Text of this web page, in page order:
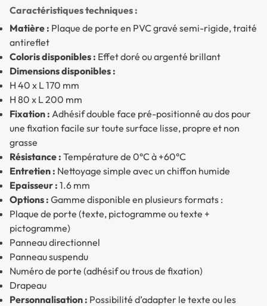
Caractéristiques techniques :
Matière : Plaque de porte en PVC gravé semi-rigide, traité
antireflet
Coloris disponibles : Effet doré ou argenté brillant
Dimensions disponibles :
H 40 x L 170 mm
H 80 x L 200 mm
Fixation : Adhésif double face pré-positionné au dos pour
une fixation facile sur toute surface lisse, propre et non
grasse
Résistance : Température de 0°C à +60°C
Entretien : Nettoyage simple avec un chiffon humide
Epaisseur : 1.6 mm
Options : Gamme disponible en plusieurs formats :
Plaque de porte (texte, pictogramme ou texte +
pictogramme)
Panneau directionnel
Panneau suspendu
Numéro de porte (adhésif ou trous de fixation)
Drapeau
Personnalisation : Possibilité d’adapter le texte ou les